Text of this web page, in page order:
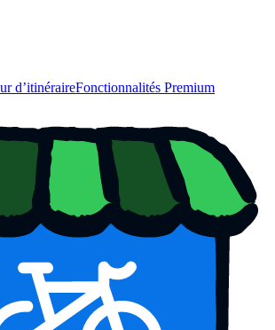
d’itinéraireFonctionnalités Premium